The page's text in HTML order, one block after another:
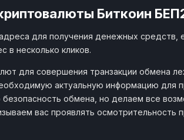
Биткоин
для получения денежных средств,
в несколько кликов.
для совершения транзакции обмена
актуальную информацию для
обмена, но делаем все
вас проявлять осмотрительность